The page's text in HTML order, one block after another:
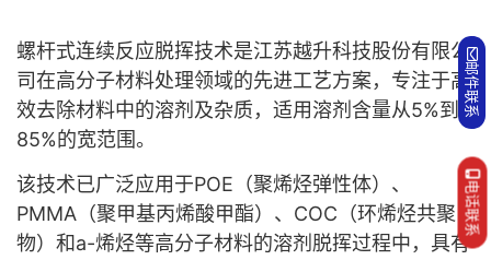
螺杆式连续反应脱挥技术是江苏越升科技股份有限公
司在高分子材料处理领域的先进工艺方案，专注于高
效去除材料中的溶剂及杂质，适用溶剂含量从5%到
85%的宽范围。
该技术已广泛应用于POE（聚烯烃弹性体）、
PMMA（聚甲基丙烯酸甲酯）、COC（环烯烃共聚
物）和a-烯烃等高分子材料的溶剂脱挥过程中，具有
邮件联系
电话联系